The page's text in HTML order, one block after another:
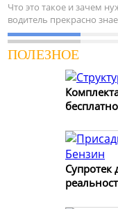
Что это такое и зачем
водитель прекрасно
ПОЛЕЗНОЕ
бесплатно
Супротек